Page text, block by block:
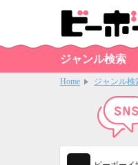
ジャンル検索
Home ジャンル検